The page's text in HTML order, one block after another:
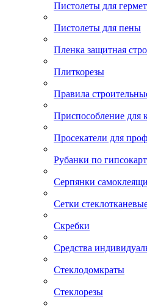
Пистолеты для
Пистолеты для пены
Пленка защитная
Плиткорезы
Правила
Приспособление для
Просекатели для
Рубанки по
Серпянки
Сетки
Скребки
Средства
Стеклодомкраты
Стеклорезы